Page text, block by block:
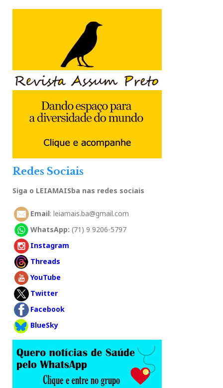
Redes Sociais
Siga o LEIAMAISba nas redes sociais
Email: leiamais.ba@gmail.com
WhatsApp: (71) 9 9206-5797
Instagram
Threads
YouTube
Twitter
Facebook
BlueSky